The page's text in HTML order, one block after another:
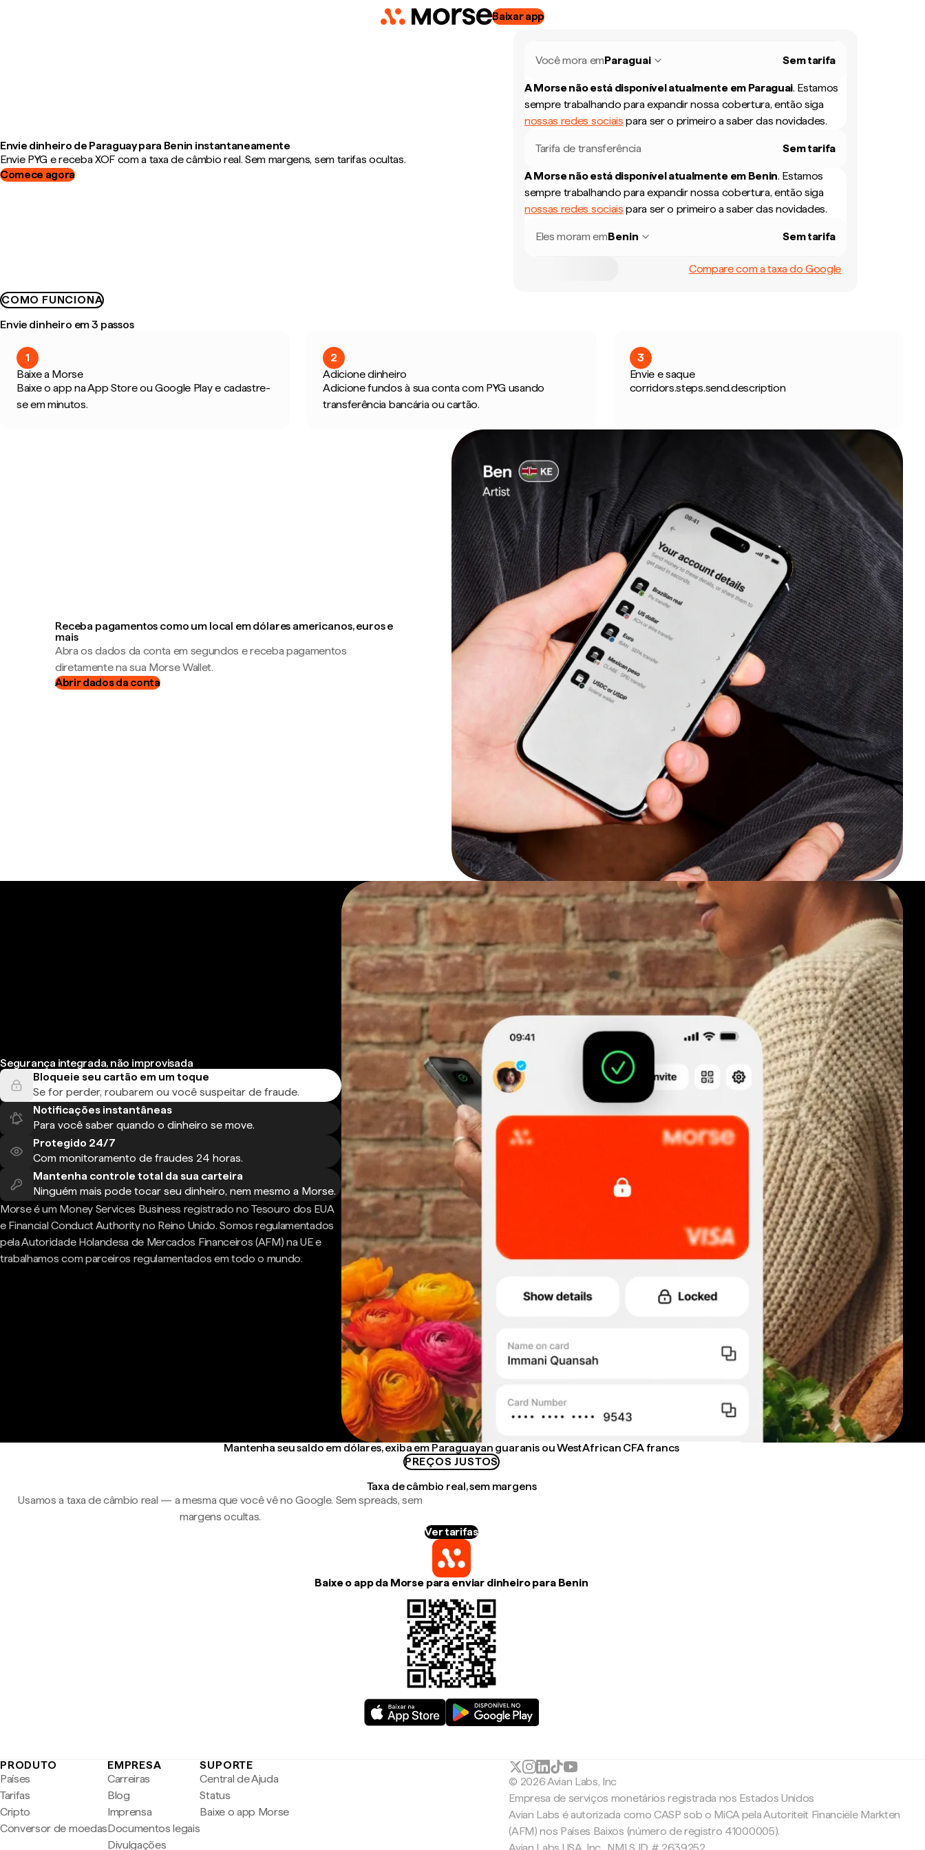
Baixar app
Envie dinheiro de Paraguay para Benin instantaneamente
Envie PYG e receba XOF com a taxa de câmbio real. Sem margens, sem tarifas ocultas.
Comece agora
Você mora emParaguai Sem tarifa
A Morse não está disponível atualmente em Paraguai. Estamos
sempre trabalhando para expandir nossa cobertura, então siga
nossas redes sociais para ser o primeiro a saber das novidades.
Tarifa de transferência Sem tarifa
A Morse não está disponível atualmente em Benin. Estamos
sempre trabalhando para expandir nossa cobertura, então siga
nossas redes sociais para ser o primeiro a saber das novidades.
Eles moram emBenin Sem tarifa
Compare com a taxa do Google
COMO FUNCIONA
Envie dinheiro em 3 passos
1
Baixe a Morse
Baixe o app na App Store ou Google Play e cadastre-
se em minutos.
2
Adicione dinheiro
Adicione fundos à sua conta com PYG usando
transferência bancária ou cartão.
3
Envie e saque
corridors.steps.send.description
Receba pagamentos como um local em dólares americanos, euros e
mais
Abra os dados da conta em segundos e receba pagamentos
diretamente na sua Morse Wallet.
Abrir dados da conta
Segurança integrada, não improvisada
Bloqueie seu cartão em um toque
Se for perder, roubarem ou você suspeitar de fraude.
Notificações instantâneas
Para você saber quando o dinheiro se move.
Protegido 24/7
Com monitoramento de fraudes 24 horas.
Mantenha controle total da sua carteira
Ninguém mais pode tocar seu dinheiro, nem mesmo a Morse.
Morse é um Money Services Business registrado no Tesouro dos EUA
e Financial Conduct Authority no Reino Unido. Somos regulamentados
pela Autoridade Holandesa de Mercados Financeiros (AFM) na UE e
trabalhamos com parceiros regulamentados em todo o mundo.
Mantenha seu saldo em dólares, exiba em Paraguayan guaranis ou West African CFA francs
PREÇOS JUSTOS
Taxa de câmbio real, sem margens
Usamos a taxa de câmbio real — a mesma que você vê no Google. Sem spreads, sem
margens ocultas.
Ver tarifas
Baixe o app da Morse para enviar dinheiro para Benin
PRODUTO
Países
Tarifas
Cripto
Conversor de moedas
EMPRESA
Carreiras
Blog
Imprensa
Documentos legais
Divulgações
SUPORTE
Central de Ajuda
Status
Baixe o app Morse
© 2026 Avian Labs, Inc
Empresa de serviços monetários registrada nos Estados Unidos
Avian Labs é autorizada como CASP sob o MiCA pela Autoriteit Financiële Markten
(AFM) nos Países Baixos (número de registro 41000005).